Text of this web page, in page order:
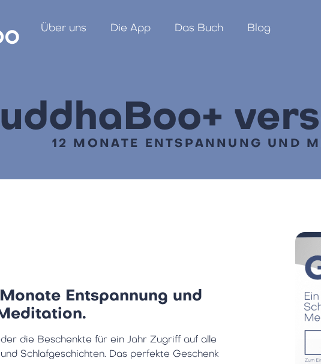
Über uns Die App Das Buch Blog
12 MONATE ENTSPANNUNG UND
Entspannung und
die Beschenkte für ein Jahr Zugriff auf alle
Schlafgeschichten. Das perfekte Geschenk